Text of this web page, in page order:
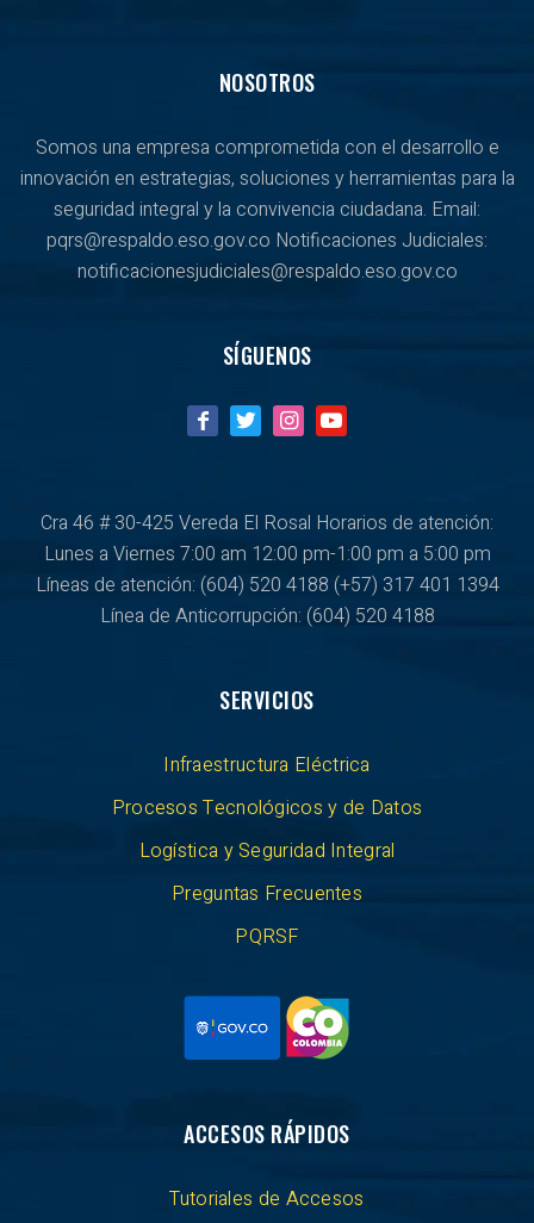
NOSOTROS
Somos una empresa comprometida con el desarrollo e
innovación en estrategias, soluciones y herramientas para la
seguridad integral y la convivencia ciudadana. Email:
pqrs@respaldo.eso.gov.co Notificaciones Judiciales:
notificacionesjudiciales@respaldo.eso.gov.co
SÍGUENOS
Cra 46 # 30-425 Vereda El Rosal Horarios de atención:
Lunes a Viernes 7:00 am 12:00 pm-1:00 pm a 5:00 pm
Líneas de atención: (604) 520 4188 (+57) 317 401 1394
Línea de Anticorrupción: (604) 520 4188
SERVICIOS
Infraestructura Eléctrica
Procesos Tecnológicos y de Datos
Logística y Seguridad Integral
Preguntas Frecuentes
PQRSF
ACCESOS RÁPIDOS
Tutoriales de Accesos